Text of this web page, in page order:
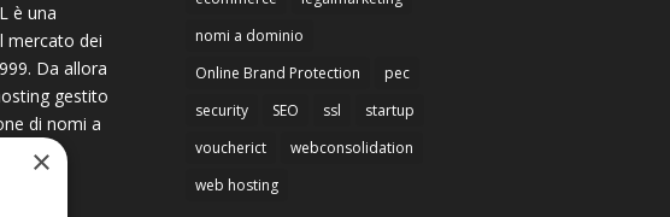
è una
mercato dei
Da allora
gestito
di nomi a
nomi a dominio
Online Brand Protection
pec
security
SEO ssl
startup
voucherict
webconsolidation
web hosting
×